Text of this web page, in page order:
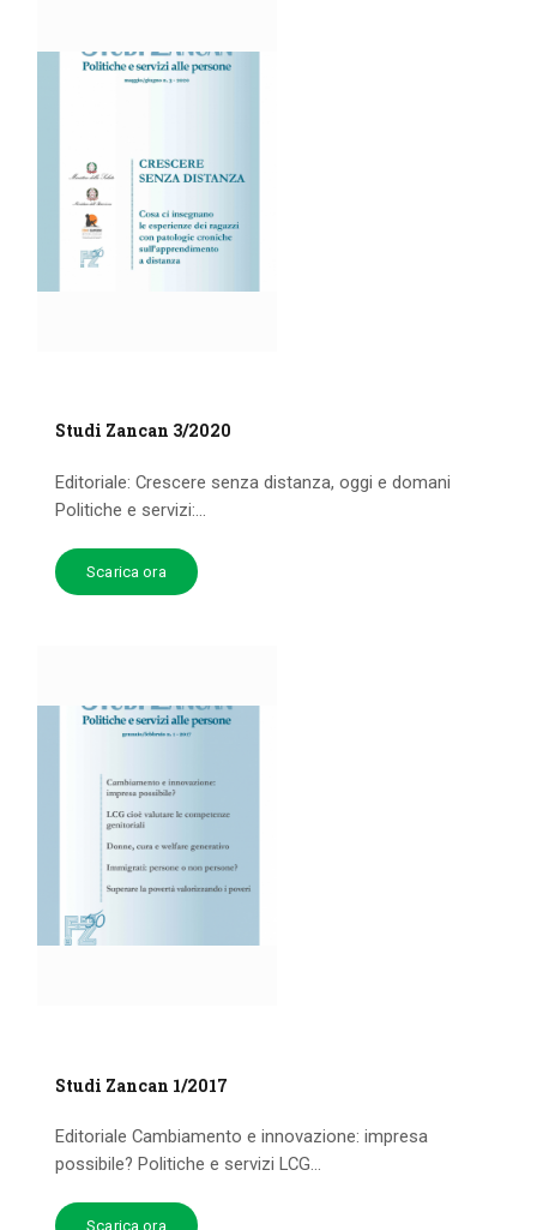
Studi Zancan 3/2020
Editoriale: Crescere senza distanza, oggi e domani
Politiche e servizi:...
Scarica ora
Studi Zancan 1/2017
Editoriale Cambiamento e innovazione: impresa
possibile? Politiche e servizi LCG...
Scarica ora